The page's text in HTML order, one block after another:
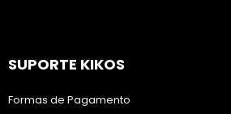
SUPORTE KIKOS
Formas de Pagamento